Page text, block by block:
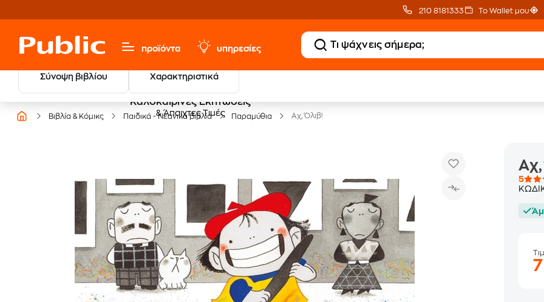
210 8181333 Το Wallet μου
προϊόντα υπηρεσίες
Σύνοψη βιβλίου Χαρακτηριστικά
Καλοκαιρινές Εκπτώσεις
& Άπαιχτες Τιμές
Βιβλία & Κόμικς Παιδικά - Νεανικά βιβλία Παραμύθια Αχ, Όλιβ!
Αχ,
5